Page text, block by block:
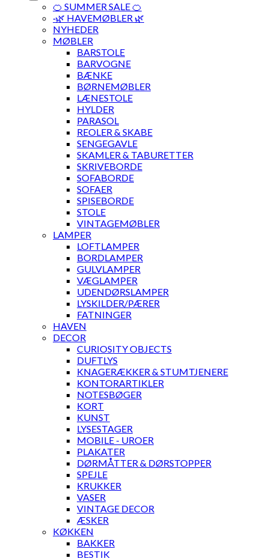
🍊 SUMMER SALE 🍊
·🌿 HAVEMØBLER 🌿
NYHEDER
MØBLER
BARSTOLE
BARVOGNE
BÆNKE
BØRNEMØBLER
LÆNESTOLE
HYLDER
PARASOL
REOLER & SKABE
SENGEGAVLE
SKAMLER & TABURETTER
SKRIVEBORDE
SOFABORDE
SOFAER
SPISEBORDE
STOLE
VINTAGEMØBLER
LAMPER
LOFTLAMPER
BORDLAMPER
GULVLAMPER
VÆGLAMPER
UDENDØRSLAMPER
LYSKILDER/PÆRER
FATNINGER
HAVEN
DECOR
CURIOSITY OBJECTS
DUFTLYS
KNAGERÆKKER & STUMTJENERE
KONTORARTIKLER
NOTESBØGER
KORT
KUNST
LYSESTAGER
MOBILE - UROER
PLAKATER
DØRMÅTTER & DØRSTOPPER
SPEJLE
KRUKKER
VASER
VINTAGE DECOR
ÆSKER
KØKKEN
BAKKER
BESTIK